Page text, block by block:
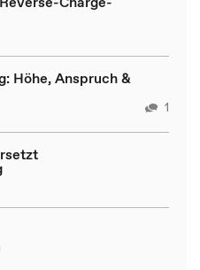
Höhe, Anspruch &
1